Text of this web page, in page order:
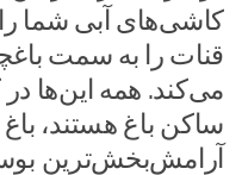
کاشی‌های آبی شما
قنات را به سمت
می‌کند. همه این‌ها
ساکن باغ هستند، باغ
آرامش‌بخش‌ترین